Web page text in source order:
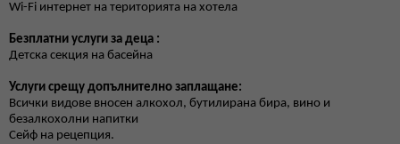
Wi-Fi интернет на територията на хотела
Безплатни услуги за деца :
Детска секция на басейна
Услуги срещу допълнително заплащане:
Всички видове вносен алкохол, бутилирана бира, вино и
безалкохолни напитки
Сейф на рецепция.